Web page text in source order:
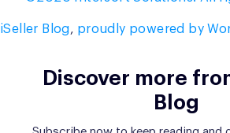
iSeller Blog, proudly powered by
Discover more
Blog